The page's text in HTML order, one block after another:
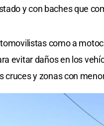
y con baches que
como a
evitar daños en los
cruces y zonas con